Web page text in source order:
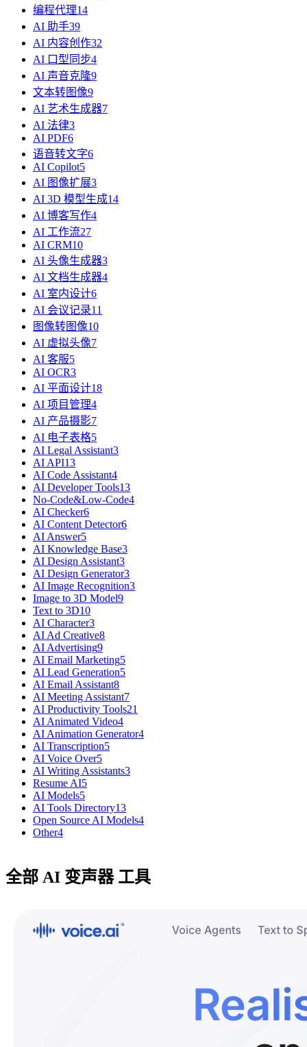
编程代理14
AI 助手39
AI 内容创作32
AI 口型同步4
AI 声音克隆9
文本转图像9
AI 艺术生成器7
AI 法律3
AI PDF6
语音转文字6
AI Copilot5
AI 图像扩展3
AI 3D 模型生成14
AI 博客写作4
AI 工作流27
AI CRM10
AI 头像生成器3
AI 文档生成器4
AI 室内设计6
AI 会议记录11
图像转图像10
AI 虚拟头像7
AI 客服5
AI OCR3
AI 平面设计18
AI 项目管理4
AI 产品摄影7
AI 电子表格5
AI Legal Assistant3
AI API13
AI Code Assistant4
AI Developer Tools13
No-Code&Low-Code4
AI Checker6
AI Content Detector6
AI Answer5
AI Knowledge Base3
AI Design Assistant3
AI Design Generator3
AI Image Recognition3
Image to 3D Model9
Text to 3D10
AI Character3
AI Ad Creative8
AI Advertising9
AI Email Marketing5
AI Lead Generation5
AI Email Assistant8
AI Meeting Assistant7
AI Productivity Tools21
AI Animated Video4
AI Animation Generator4
AI Transcription5
AI Voice Over5
AI Writing Assistants3
Resume AI5
AI Models5
AI Tools Directory13
Open Source AI Models4
Other4
全部 AI 变声器 工具